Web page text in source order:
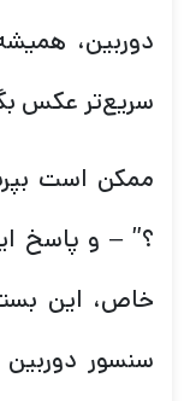
دوربین،
سریع‌تر عکس
ممکن است
؟” – و پاسخ
خاص، این
سنسور دوربین